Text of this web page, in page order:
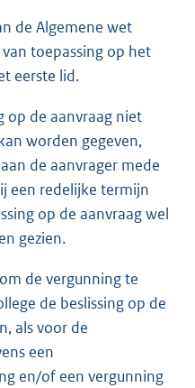
de Algemene wet
toepassing op het
eerste lid.
op de aanvraag niet
worden gegeven,
de aanvrager mede
een redelijke termijn
op de aanvraag wel
gezien.
de vergunning te
de beslissing op de
als voor de
een
en/of een vergunning